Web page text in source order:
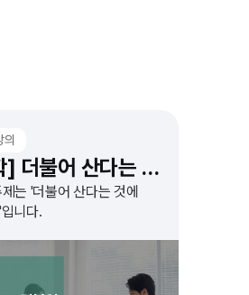
의
[철학] 더불어 산다는 것에 대하여
는 '더불어 산다는 것에
니다.